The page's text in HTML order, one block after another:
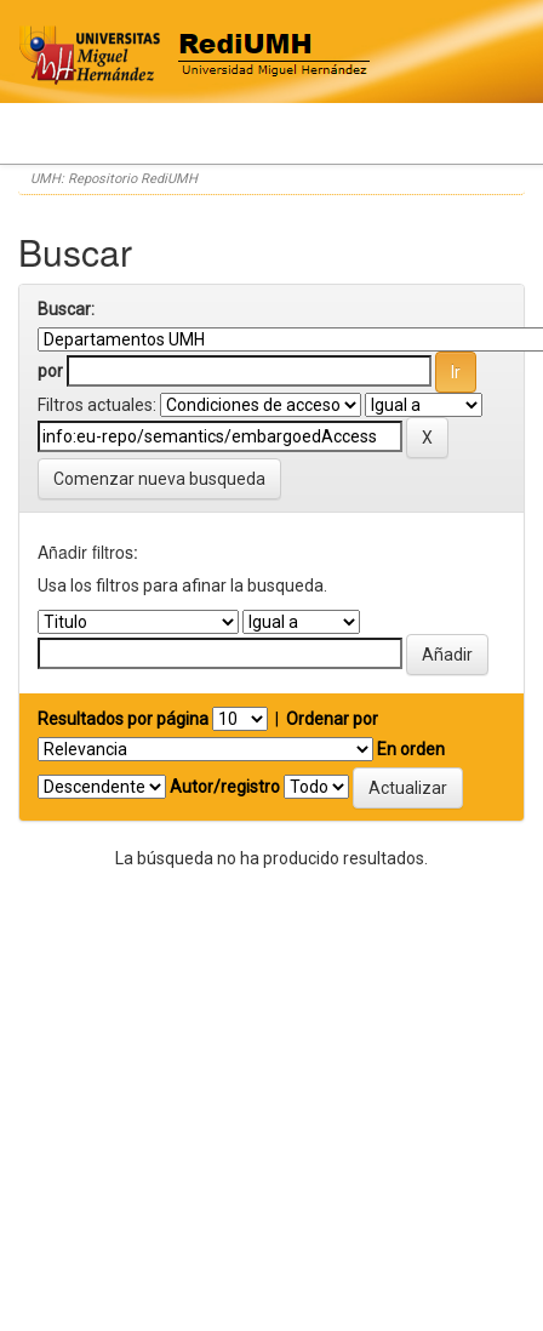
Skip
navigation
UMH: Repositorio RediUMH
Buscar
Buscar:
por
Filtros actuales:
Comenzar nueva busqueda
Añadir filtros:
Usa los filtros para afinar la busqueda.
Resultados por página
Ordenar por
En orden
Autor/registro
La búsqueda no ha producido resultados.